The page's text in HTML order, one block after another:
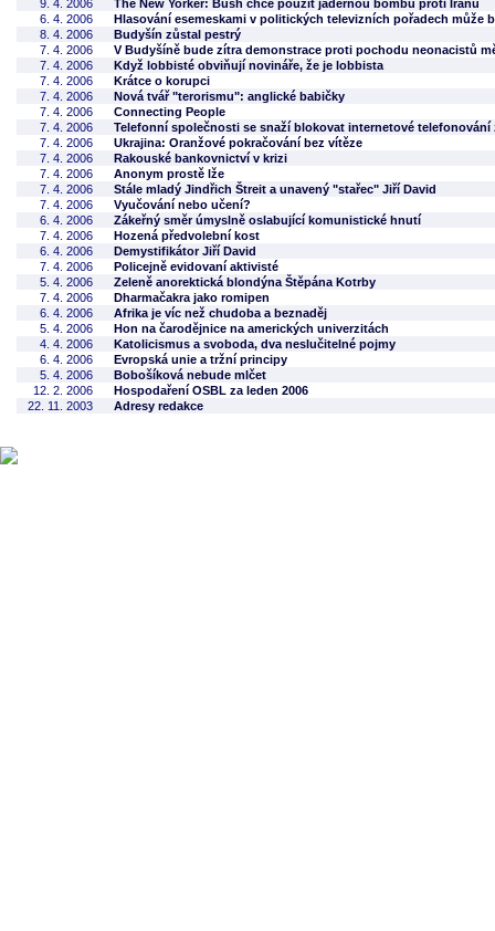
9. 4. 2006
The New Yorker: Bush chce použít jadernou bombu proti Íránu
6. 4. 2006
Hlasování esemeskami v politických televizních pořadech může
8. 4. 2006
Budyšín zůstal pestrý
7. 4. 2006
V Budyšíně bude zítra demonstrace proti pochodu neonacistů
7. 4. 2006
Když lobbisté obviňují novináře, že je lobbista
7. 4. 2006
Krátce o korupci
7. 4. 2006
Nová tvář "terorismu": anglické babičky
7. 4. 2006
Connecting People
7. 4. 2006
Telefonní společnosti se snaží blokovat internetové telefonování
7. 4. 2006
Ukrajina: Oranžové pokračování bez vítěze
7. 4. 2006
Rakouské bankovnictví v krizi
7. 4. 2006
Anonym prostě lže
7. 4. 2006
Stále mladý Jindřich Štreit a unavený "stařec" Jiří David
7. 4. 2006
Vyučování nebo učení?
6. 4. 2006
Zákeřný směr úmyslně oslabující komunistické hnutí
7. 4. 2006
Hozená předvolební kost
6. 4. 2006
Demystifikátor Jiří David
7. 4. 2006
Policejně evidovaní aktivisté
5. 4. 2006
Zeleně anorektická blondýna Štěpána Kotrby
7. 4. 2006
Dharmačakra jako romipen
6. 4. 2006
Afrika je víc než chudoba a beznaděj
5. 4. 2006
Hon na čarodějnice na amerických univerzitách
4. 4. 2006
Katolicismus a svoboda, dva neslučitelné pojmy
6. 4. 2006
Evropská unie a tržní principy
5. 4. 2006
Bobošíková nebude mlčet
12. 2. 2006
Hospodaření OSBL za leden 2006
22. 11. 2003
Adresy redakce